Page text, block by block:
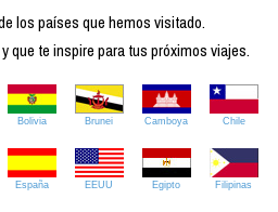
los países que hemos visitado.
que te inspire para tus próximos viajes.
Bolivia Brunei Camboya Chile
España EEUU Egipto Filipinas